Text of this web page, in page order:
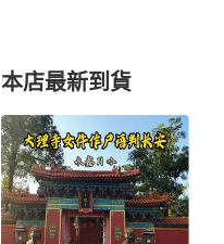
付款方式
本店最新到貨